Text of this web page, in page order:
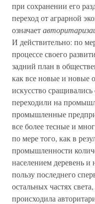
при сохранении его
переход от аграрной
означает
И действительно: по
процессе своего
задний план в
как все новые и новые
искусство
переходили на
промышленные
все более тесные и
по мере того, как в
промышленности
населением деревень и
пользу последнего
остальных частях
происходила